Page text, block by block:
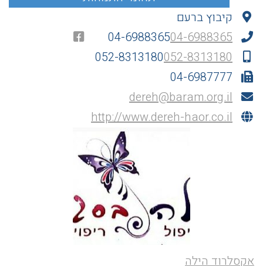
קיבוץ ברעם
04-698836504-6988365
052-8313180052-8313180
04-6987777
dereh@baram.org.il
http://www.dereh-haor.co.il
אקסלרוד הילה